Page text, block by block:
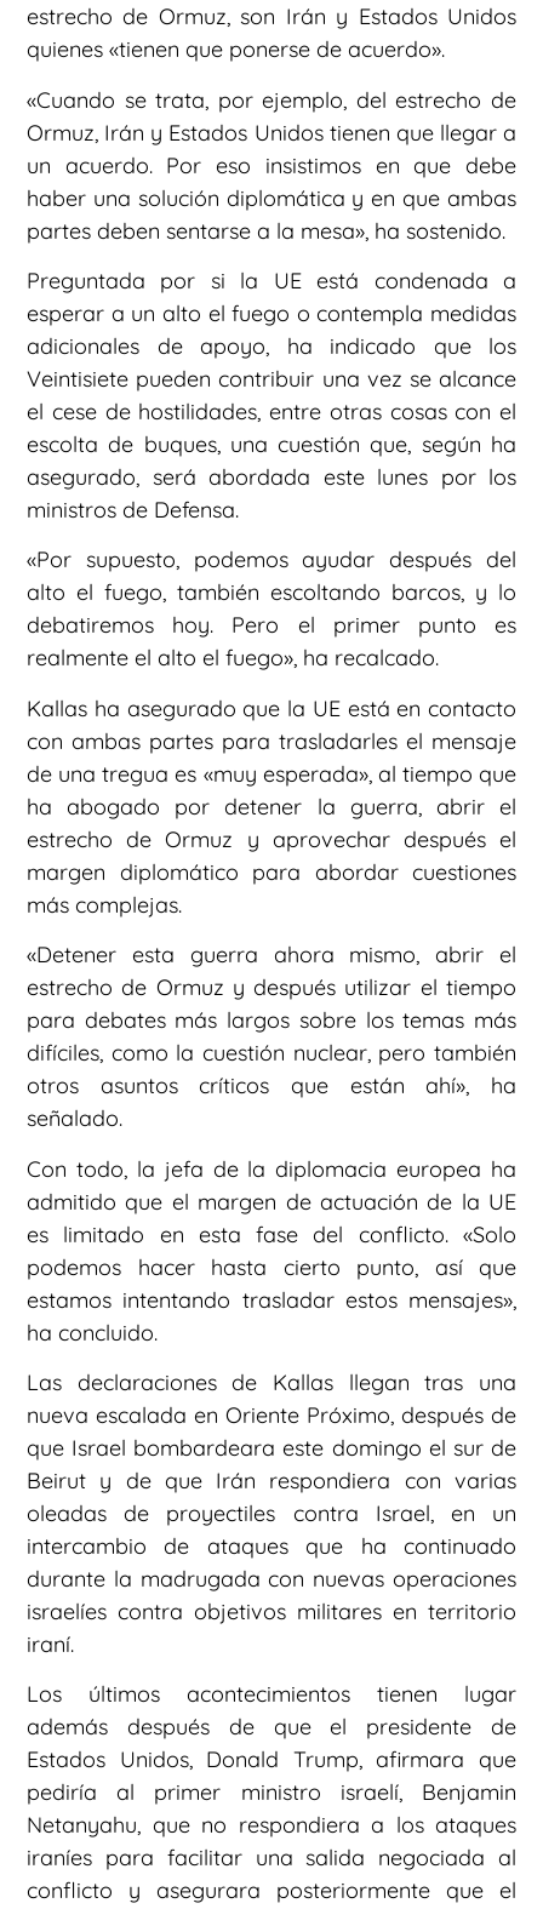
estrecho de Ormuz, son Irán y Estados Unidos
quienes «tienen que ponerse de acuerdo».
«Cuando se trata, por ejemplo, del estrecho de
Ormuz, Irán y Estados Unidos tienen que llegar a
un acuerdo. Por eso insistimos en que debe
haber una solución diplomática y en que ambas
partes deben sentarse a la mesa», ha sostenido.
Preguntada por si la UE está condenada a
esperar a un alto el fuego o contempla medidas
adicionales de apoyo, ha indicado que los
Veintisiete pueden contribuir una vez se alcance
el cese de hostilidades, entre otras cosas con el
escolta de buques, una cuestión que, según ha
asegurado, será abordada este lunes por los
ministros de Defensa.
«Por supuesto, podemos ayudar después del
alto el fuego, también escoltando barcos, y lo
debatiremos hoy. Pero el primer punto es
realmente el alto el fuego», ha recalcado.
Kallas ha asegurado que la UE está en contacto
con ambas partes para trasladarles el mensaje
de una tregua es «muy esperada», al tiempo que
ha abogado por detener la guerra, abrir el
estrecho de Ormuz y aprovechar después el
margen diplomático para abordar cuestiones
más complejas.
«Detener esta guerra ahora mismo, abrir el
estrecho de Ormuz y después utilizar el tiempo
para debates más largos sobre los temas más
difíciles, como la cuestión nuclear, pero también
otros asuntos críticos que están ahí», ha
señalado.
Con todo, la jefa de la diplomacia europea ha
admitido que el margen de actuación de la UE
es limitado en esta fase del conflicto. «Solo
podemos hacer hasta cierto punto, así que
estamos intentando trasladar estos mensajes»,
ha concluido.
Las declaraciones de Kallas llegan tras una
nueva escalada en Oriente Próximo, después de
que Israel bombardeara este domingo el sur de
Beirut y de que Irán respondiera con varias
oleadas de proyectiles contra Israel, en un
intercambio de ataques que ha continuado
durante la madrugada con nuevas operaciones
israelíes contra objetivos militares en territorio
iraní.
Los últimos acontecimientos tienen lugar
además después de que el presidente de
Estados Unidos, Donald Trump, afirmara que
pediría al primer ministro israelí, Benjamin
Netanyahu, que no respondiera a los ataques
iraníes para facilitar una salida negociada al
conflicto y asegurara posteriormente que el